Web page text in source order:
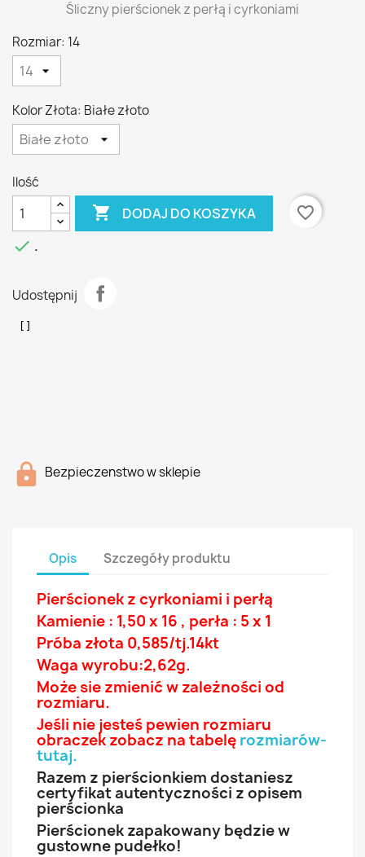
Śliczny pierścionek z perłą i cyrkoniami
Rozmiar: 14
Kolor Złota: Białe złoto
Ilość
 DODAJ DO KOSZYKA
favorite_border
 .
Udostępnij
Bezpieczenstwo w sklepie
Opis Szczegóły produktu
Pierścionek z cyrkoniami i perłą
Kamienie : 1,50 x 16 , perła : 5 x 1
Próba złota 0,585/tj.14kt
Waga wyrobu:2,62g.
Może sie zmienić w zależności od
rozmiaru.
Jeśli nie jesteś pewien rozmiaru
obraczek zobacz na tabelę rozmiarów-
tutaj.
Razem z pierścionkiem dostaniesz
certyfikat autentyczności z opisem
pierścionka
Pierścionek zapakowany będzie w
gustowne pudełko!